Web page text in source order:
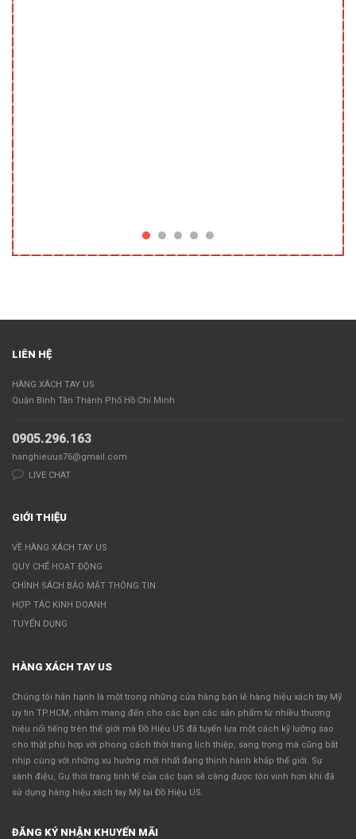
LIÊN HỆ
HÀNG XÁCH TAY US
Quận Bình Tân Thành Phố Hồ Chí Minh
0905.296.163
hanghieuus76@gmail.com
LIVE CHAT
GIỚI THIỆU
VỀ HÀNG XÁCH TAY US
QUY CHẾ HOẠT ĐỘNG
CHÍNH SÁCH BẢO MẬT THÔNG TIN
HỢP TÁC KINH DOANH
TUYỂN DỤNG
HÀNG XÁCH TAY US
Chúng tôi hân hạnh là một trong những cửa hàng bán lẻ hàng hiệu xách tay Mỹ
uy tin TP.HCM, nhằm mang đến cho các bạn các sản phẩm từ nhiều thương
hiệu nổi tiếng trên thế giới mà Đồ Hiệu US đã tuyển lựa một cách kỹ lưỡng sao
cho thật phù hợp với phong cách thời trang lịch thiệp, sang trọng mà cũng bắt
nhịp cùng với những xu hướng mới nhất đang thịnh hành khắp thế giới. Sự
sành điệu, Gu thời trang tinh tế của các bạn sẽ càng được tôn vinh hơn khi đã
sử dụng hàng hiệu xách tay Mỹ tại Đồ Hiệu US.
ĐĂNG KÝ NHẬN KHUYẾN MÃI